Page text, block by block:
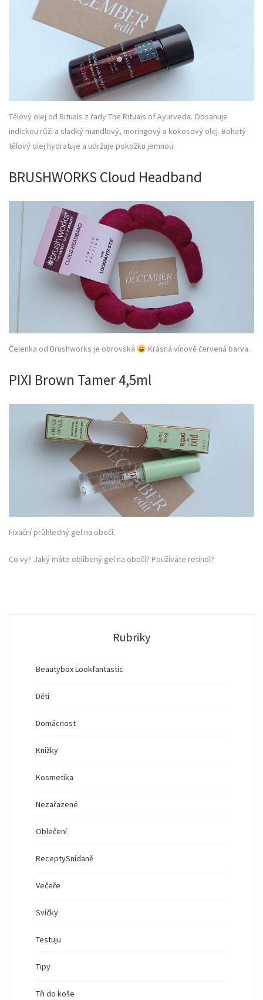
Tělový olej od Rituals z řady The Rituals of Ayurveda. Obsahuje
indickou růži a sladký mandlový, moringový a kokosový olej. Bohatý
tělový olej hydratuje a udržuje pokožku jemnou.
BRUSHWORKS Cloud Headband
Čelenka od Brushworks je obrovská Krásná vínově červená barva.
PIXI Brown Tamer 4,5ml
Fixační průhledný gel na obočí.
Co vy? Jaký máte oblíbený gel na obočí? Používáte retinol?
Rubriky
Beautybox Lookfantastic
Děti
Domácnost
Knížky
Kosmetika
Nezařazené
Oblečení
ReceptySnídaně
Večeře
Svíčky
Testuju
Tipy
Tři do koše